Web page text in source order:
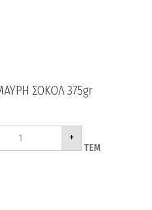
ΣΟΚΟΛ 375gr
+
ΤΕΜ